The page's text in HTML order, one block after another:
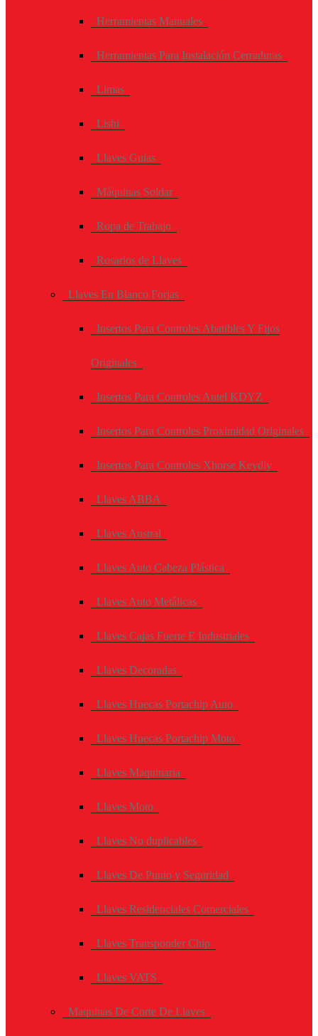
Herramientas Manuales
Herramientas Para Instalación Cerraduras
Limas
Lishi
Llaves Guias
Máquinas Soldar
Ropa de Trabajo
Rosarios de Llaves
Llaves En Blanco Forjas
Insertos Para Controles Abatibles Y Fijos
Originales
Insertos Para Controles Autel KDYZ
Insertos Para Controles Proximidad Originales
Insertos Para Controles Xhorse Keydiy
Llaves ABBA
Llaves Austral
Llaves Auto Cabeza Plástica
Llaves Auto Metálicas
Llaves Cajas Fuerte E Industriales
Llaves Decoradas
Llaves Huecas Portachip Auto
Llaves Huecas Portachip Moto
Llaves Maquinaria
Llaves Moto
Llaves No duplicables
Llaves De Punto y Seguridad
Llaves Residenciales Comerciales
Llaves Transponder Chip
Llaves VATS
Maquinas De Corte De Llaves